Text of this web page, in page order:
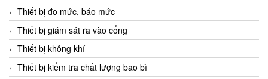
Thiết bị đo mức, báo mức
Thiết bị giám sát ra vào cổng
Thiết bị không khí
Thiết bị kiểm tra chất lượng bao bì